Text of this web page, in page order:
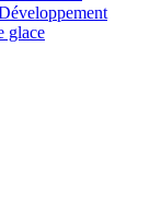
glace